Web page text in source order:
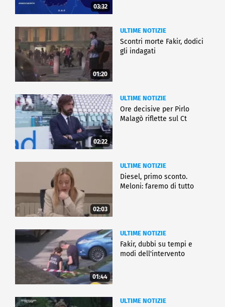
03:32
01:20
ULTIME NOTIZIE
Scontri morte Fakir, dodici
gli indagati
02:22
ULTIME NOTIZIE
Ore decisive per Pirlo
Malagò riflette sul Ct
02:03
ULTIME NOTIZIE
Diesel, primo sconto.
Meloni: faremo di tutto
01:44
ULTIME NOTIZIE
Fakir, dubbi su tempi e
modi dell'intervento
ULTIME NOTIZIE